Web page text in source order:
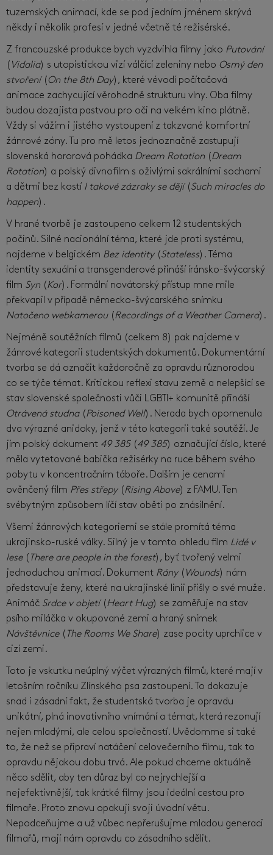
tuzemských animací, kde se pod jedním jménem skrývá
někdy i několik profesí v jedné včetně té režisérské.
Z francouzské produkce bych vyzdvihla filmy jako Putování
( Vidalia) s utopistickou vizí válčící zeleniny nebo Osmý den
stvoření( On the 8th Day), které vévodí počítačová
animace zachycující věrohodně strukturu vlny. Oba filmy
budou dozajista pastvou pro oči na velkém kino plátně.
Vždy si vážím i jistého vystoupení z takzvané komfortní
žánrové zóny. Tu pro mě letos jednoznačně zastupují
slovenská hororová pohádka Dream Rotation (Dream
Rotation) a polský divnofilm s oživlými sakrálními sochami
a dětmi bez kostí I takové zázraky se dějí(Such miracles do
happen).
V hrané tvorbě je zastoupeno celkem 12 studentských
počinů. Silné nacionální téma, které jde proti systému,
najdeme v belgickém Bez identity(Stateless). Téma
identity sexuální a transgenderové přináší íránsko-švýcarský
film Syn (Kor). Formální novátorský přístup mne mile
překvapil v případě německo-švýcarského snímku
Natočeno webkamerou(Recordings of a Weather Camera).
Nejméně soutěžních filmů (celkem 8) pak najdeme v
žánrové kategorii studentských dokumentů. Dokumentární
tvorba se dá označit každoročně za opravdu různorodou
co se týče témat. Kritickou reflexi stavu země a nelepšící se
stav slovenské společnosti vůči LGBTI+ komunitě přináší
Otrávená studna(Poisoned Well). Nerada bych opomenula
dva výrazné anidoky, jenž v této kategorii také soutěží. Je
jím polský dokument 49 385 (49 385) označující číslo, které
měla vytetované babička režisérky na ruce během svého
pobytu v koncentračním táboře. Dalším je cenami
ověnčený film Přes střepy(Rising Above) z FAMU. Ten
svébytným způsobem líčí stav oběti po znásilnění.
Všemi žánrových kategoriemi se stále promítá téma
ukrajinsko-ruské války. Silný je v tomto ohledu film Lidé v
lese( There are people in the forest), byť tvořený velmi
jednoduchou animací. Dokument Rány( Wounds) nám
představuje ženy, které na ukrajinské linii přišly o své muže.
Animáč Srdce v objetí(Heart Hug) se zaměřuje na stav
psího miláčka v okupované zemi a hraný snímek
Návštěvnice( The Rooms We Share) zase pocity uprchlice v
cizí zemi.
Toto je vskutku neúplný výčet výrazných filmů, které mají v
letošním ročníku Zlínského psa zastoupení. To dokazuje
snad i zásadní fakt, že studentská tvorba je opravdu
unikátní, plná inovativního vnímání a témat, která rezonují
nejen mladými, ale celou společností. Uvědomme si také
to, že než se připraví natáčení celovečerního filmu, tak to
opravdu nějakou dobu trvá. Ale pokud chceme aktuálně
něco sdělit, aby ten důraz byl co nejrychlejší a
nejefektivnější, tak krátké filmy jsou ideální cestou pro
filmaře. Proto znovu opakuji svoji úvodní větu.
Nepodceňujme a už vůbec nepřerušujme mladou generaci
filmařů, mají nám opravdu co zásadního sdělit.